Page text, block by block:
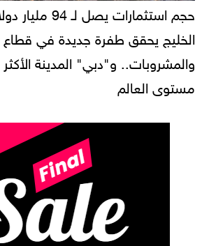
الخليج يحقق طفرة جديدة في قطاع
والمشروبات.. و"دبي" المدينة الأكثر
مستوى العالم